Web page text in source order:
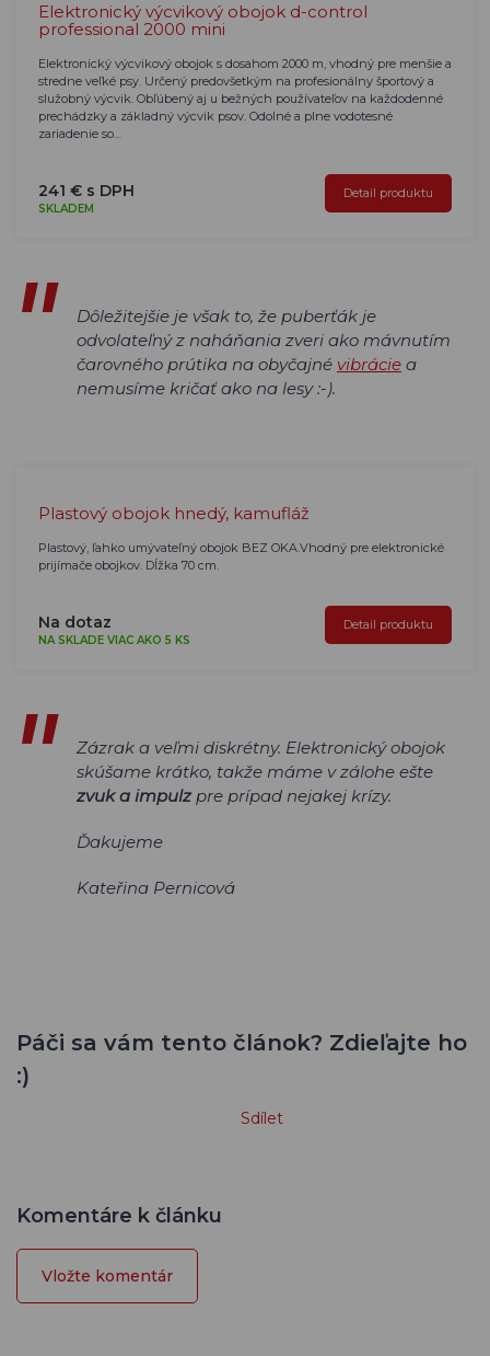
Elektronický výcvikový obojok d-control
professional 2000 mini
Elektronický výcvikový obojok s dosahom 2000 m, vhodný pre menšie a
stredne veľké psy. Určený predovšetkým na profesionálny športový a
služobný výcvik. Obľúbený aj u bežných používateľov na každodenné
prechádzky a základný výcvik psov. Odolné a plne vodotesné
zariadenie so…
241 € s DPH
SKLADEM
Detail produktu
Dôležitejšie je však to, že puberťák je
odvolateľný z naháňania zveri ako mávnutím
čarovného prútika na obyčajné vibrácie a
nemusíme kričať ako na lesy :-).
Plastový obojok hnedý, kamufláž
Plastový, ľahko umývateľný obojok BEZ OKA.Vhodný pre elektronické
prijímače obojkov. Dĺžka 70 cm.
Na dotaz
NA SKLADE VIAC AKO 5 KS
Detail produktu
Zázrak a veľmi diskrétny. Elektronický obojok
skúšame krátko, takže máme v zálohe ešte
zvuk a impulzpre prípad nejakej krízy.
Ďakujeme
Kateřina Pernicová
Páči sa vám tento článok? Zdieľajte ho
:)
Sdílet
Komentáre k článku
Vložte komentár